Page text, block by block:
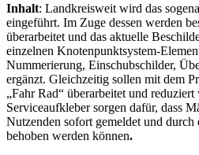
Inhalt: Landkreisweit wird das
eingeführt. Im Zuge dessen werden
überarbeitet und das aktuelle
einzelnen Knotenpunktsystem-
Nummerierung, Einschubschilder,
ergänzt. Gleichzeitig sollen mit dem
„Fahr Rad“ überarbeitet und
Serviceaufkleber sorgen dafür, dass
Nutzenden sofort gemeldet und durch
behoben werden können.